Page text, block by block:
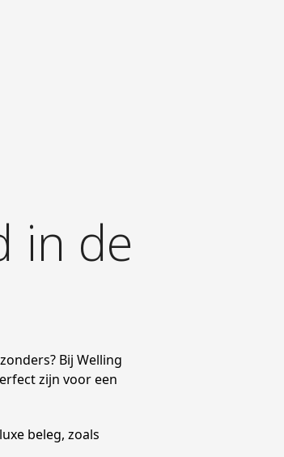
in de
Bij Welling
zijn voor een
beleg, zoals